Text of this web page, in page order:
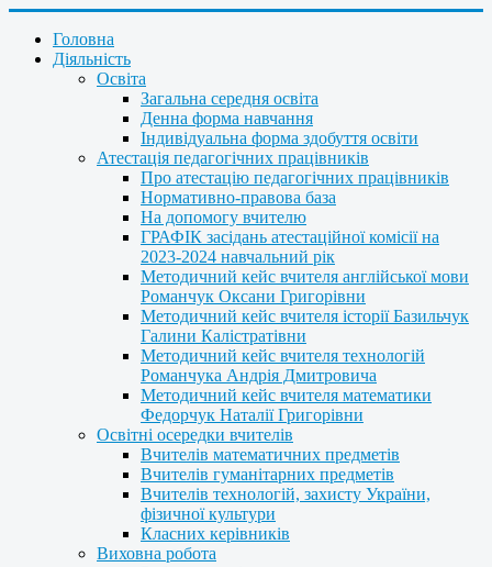
Головна
Діяльність
Освіта
Загальна середня освіта
Денна форма навчання
Індивідуальна форма здобуття освіти
Атестація педагогічних працівників
Про атестацію педагогічних працівників
Нормативно-правова база
На допомогу вчителю
ГРАФІК засідань атестаційної комісії на
2023-2024 навчальний рік
Методичний кейс вчителя англійської мови
Романчук Оксани Григорівни
Методичний кейс вчителя історії Базильчук
Галини Калістратівни
Методичний кейс вчителя технологій
Романчука Андрія Дмитровича
Методичний кейс вчителя математики
Федорчук Наталії Григорівни
Освітні осередки вчителів
Вчителів математичних предметів
Вчителів гуманітарних предметів
Вчителів технологій, захисту України,
фізичної культури
Класних керівників
Виховна робота